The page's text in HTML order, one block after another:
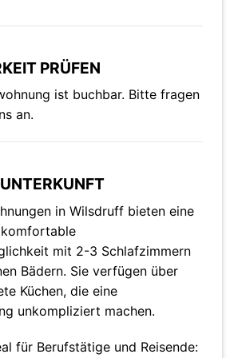
PRÜFEN
ist buchbar. Bitte fragen
an.
in Wilsdruff bieten eine
mit 2-3 Schlafzimmern
Bädern. Sie verfügen über
Küchen, die eine
unkompliziert machen.
für Berufstätige und Reisende: